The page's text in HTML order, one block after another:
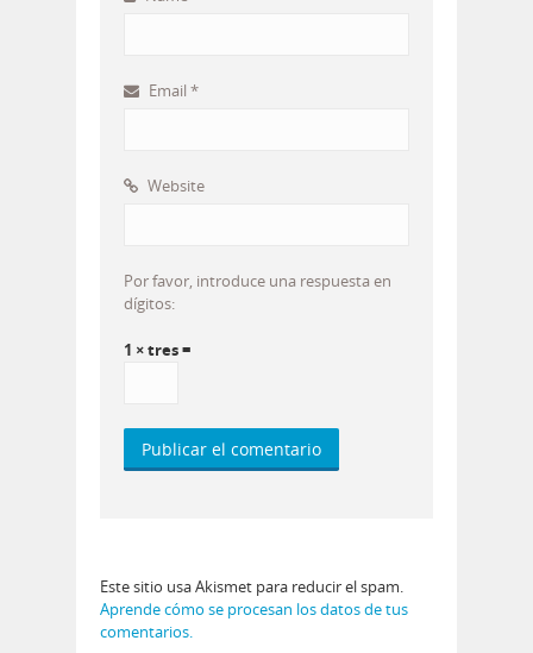
Email *
Website
Por favor, introduce una respuesta en
dígitos:
1 × tres =
Este sitio usa Akismet para reducir el spam.
Aprende cómo se procesan los datos de tus
comentarios.